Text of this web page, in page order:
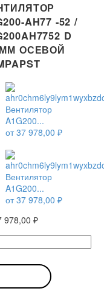
AH77 -52 /
D
ОСЕВОЙ
Вентилятор
A1G200...
от37 978,00 ₽
Вентилятор
A1G200...
от37 978,00 ₽
978,00 ₽